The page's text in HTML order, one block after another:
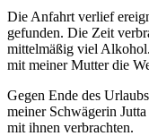
Die Anfahrt verlief
gefunden. Die Zeit
mittelmäßig viel
mit meiner Mutter die
Gegen Ende des
meiner Schwägerin
mit ihnen verbrachten.